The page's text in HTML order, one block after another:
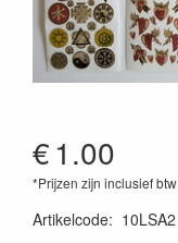
€1.00
*Prijzen zijn inclusief btw
Artikelcode: 10LSA2